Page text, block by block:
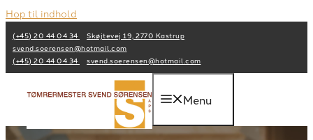
Hop til indhold
(+45) 20 44 04 34
Skøjtevej 19, 2770 Kastrup
svend.soerensen@hotmail.com
(+45) 20 44 04 34
svend.soerensen@hotmail.com
Menu